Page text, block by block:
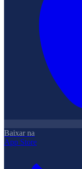
Baixar na
App Store